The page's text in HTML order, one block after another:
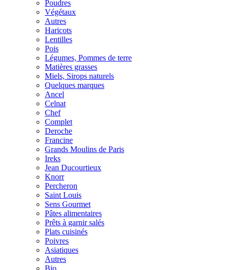
Poudres
Végétaux
Autres
Haricots
Lentilles
Pois
Légumes, Pommes de terre
Matières grasses
Miels, Sirops naturels
Quelques marques
Ancel
Celnat
Chef
Complet
Deroche
Francine
Grands Moulins de Paris
Ireks
Jean Ducourtieux
Knorr
Percheron
Saint Louis
Sens Gourmet
Pâtes alimentaires
Prêts à garnir salés
Plats cuisinés
Poivres
Asiatiques
Autres
Bio